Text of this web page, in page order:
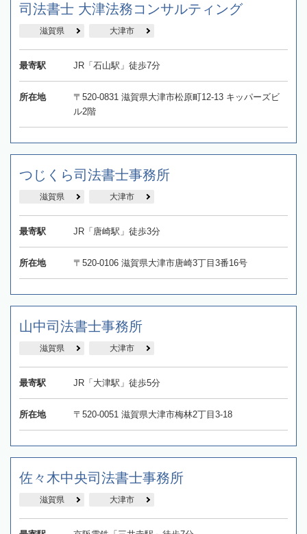
司法書士 大津法務コンサルティング
滋賀県 大津市
最寄駅 JR「石山駅」徒歩7分
所在地
〒520-0831 滋賀県大津市松原町12-13 キッパーズビ
ル2階
つじくら司法書士事務所
滋賀県 大津市
最寄駅 JR「唐崎駅」徒歩3分
所在地 〒520-0106 滋賀県大津市唐崎3丁目3番16号
​山中司法書士事務所
滋賀県 大津市
最寄駅 JR「大津駅」徒歩5分
所在地 〒520-0051 滋賀県大津市梅林2丁目3-18
佐々木中央司法書士事務所
滋賀県 大津市